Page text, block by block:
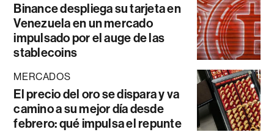
Binance despliega su tarjeta en
Venezuela en un mercado
impulsado por el auge de las
stablecoins
MERCADOS
El precio del oro se dispara y va
camino a su mejor día desde
febrero: qué impulsa el repunte